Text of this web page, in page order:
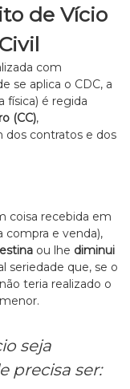
de Vício
com
se aplica o CDC, a
física) é regida
(CC),
dos contratos e dos
coisa recebida em
e venda),
ou lhe diminui
seriedade que, se o
teria realizado o
seja
precisa ser: